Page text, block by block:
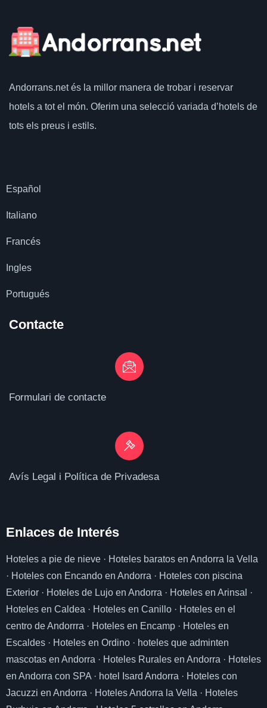
Andorrans.netés la millor manera de trobar i reservar
hotels a tot el món. Oferim una selecció variada d’hotels de
tots els preus i estils.
Español
Italiano
Francés
Ingles
Portugués
Contacte
Formulari de contacte
Avís Legal i Política de Privadesa
Enlaces de Interés
Hoteles a pie de nieve · Hoteles baratos en Andorra la Vella
· Hoteles con Encando en Andorra · Hoteles con piscina
Exterior · Hoteles de Lujo en Andorra · Hoteles en Arinsal ·
Hoteles en Caldea · Hoteles en Canillo · Hoteles en el
centro de Andorrra · Hoteles en Encamp · Hoteles en
Escaldes · Hoteles en Ordino · hoteles que adminten
mascotas en Andorra · Hoteles Rurales en Andorra · Hoteles
en Andorra con SPA· hotel Isard Andorra · Hoteles con
Jacuzzi en Andorra · Hoteles Andorra la Vella · Hoteles